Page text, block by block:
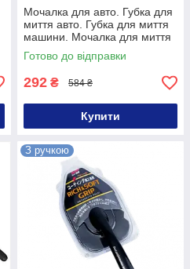
Мочалка для авто. Губка для
миття авто. Губка для миття
машини. Мочалка для миття
авто з паролона
Готово до відправки
292 ₴ 584 ₴
Купити
З ручкою